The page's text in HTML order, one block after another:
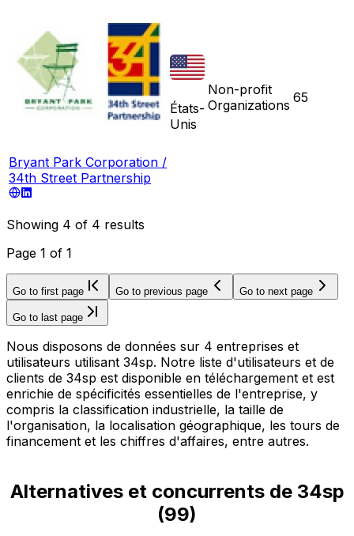
Bryant Park Corporation /
34th Street Partnership
États-
Unis
Non-profit
Organizations 65
Showing 4 of 4 results
Page 1 of 1
Go to first page Go to previous page Go to next page
Go to last page
Nous disposons de données sur 4 entreprises et
utilisateurs utilisant 34sp. Notre liste d'utilisateurs et de
clients de 34sp est disponible en téléchargement et est
enrichie de spécificités essentielles de l'entreprise, y
compris la classification industrielle, la taille de
l'organisation, la localisation géographique, les tours de
financement et les chiffres d'affaires, entre autres.
Alternatives et concurrents de 34sp
(99)